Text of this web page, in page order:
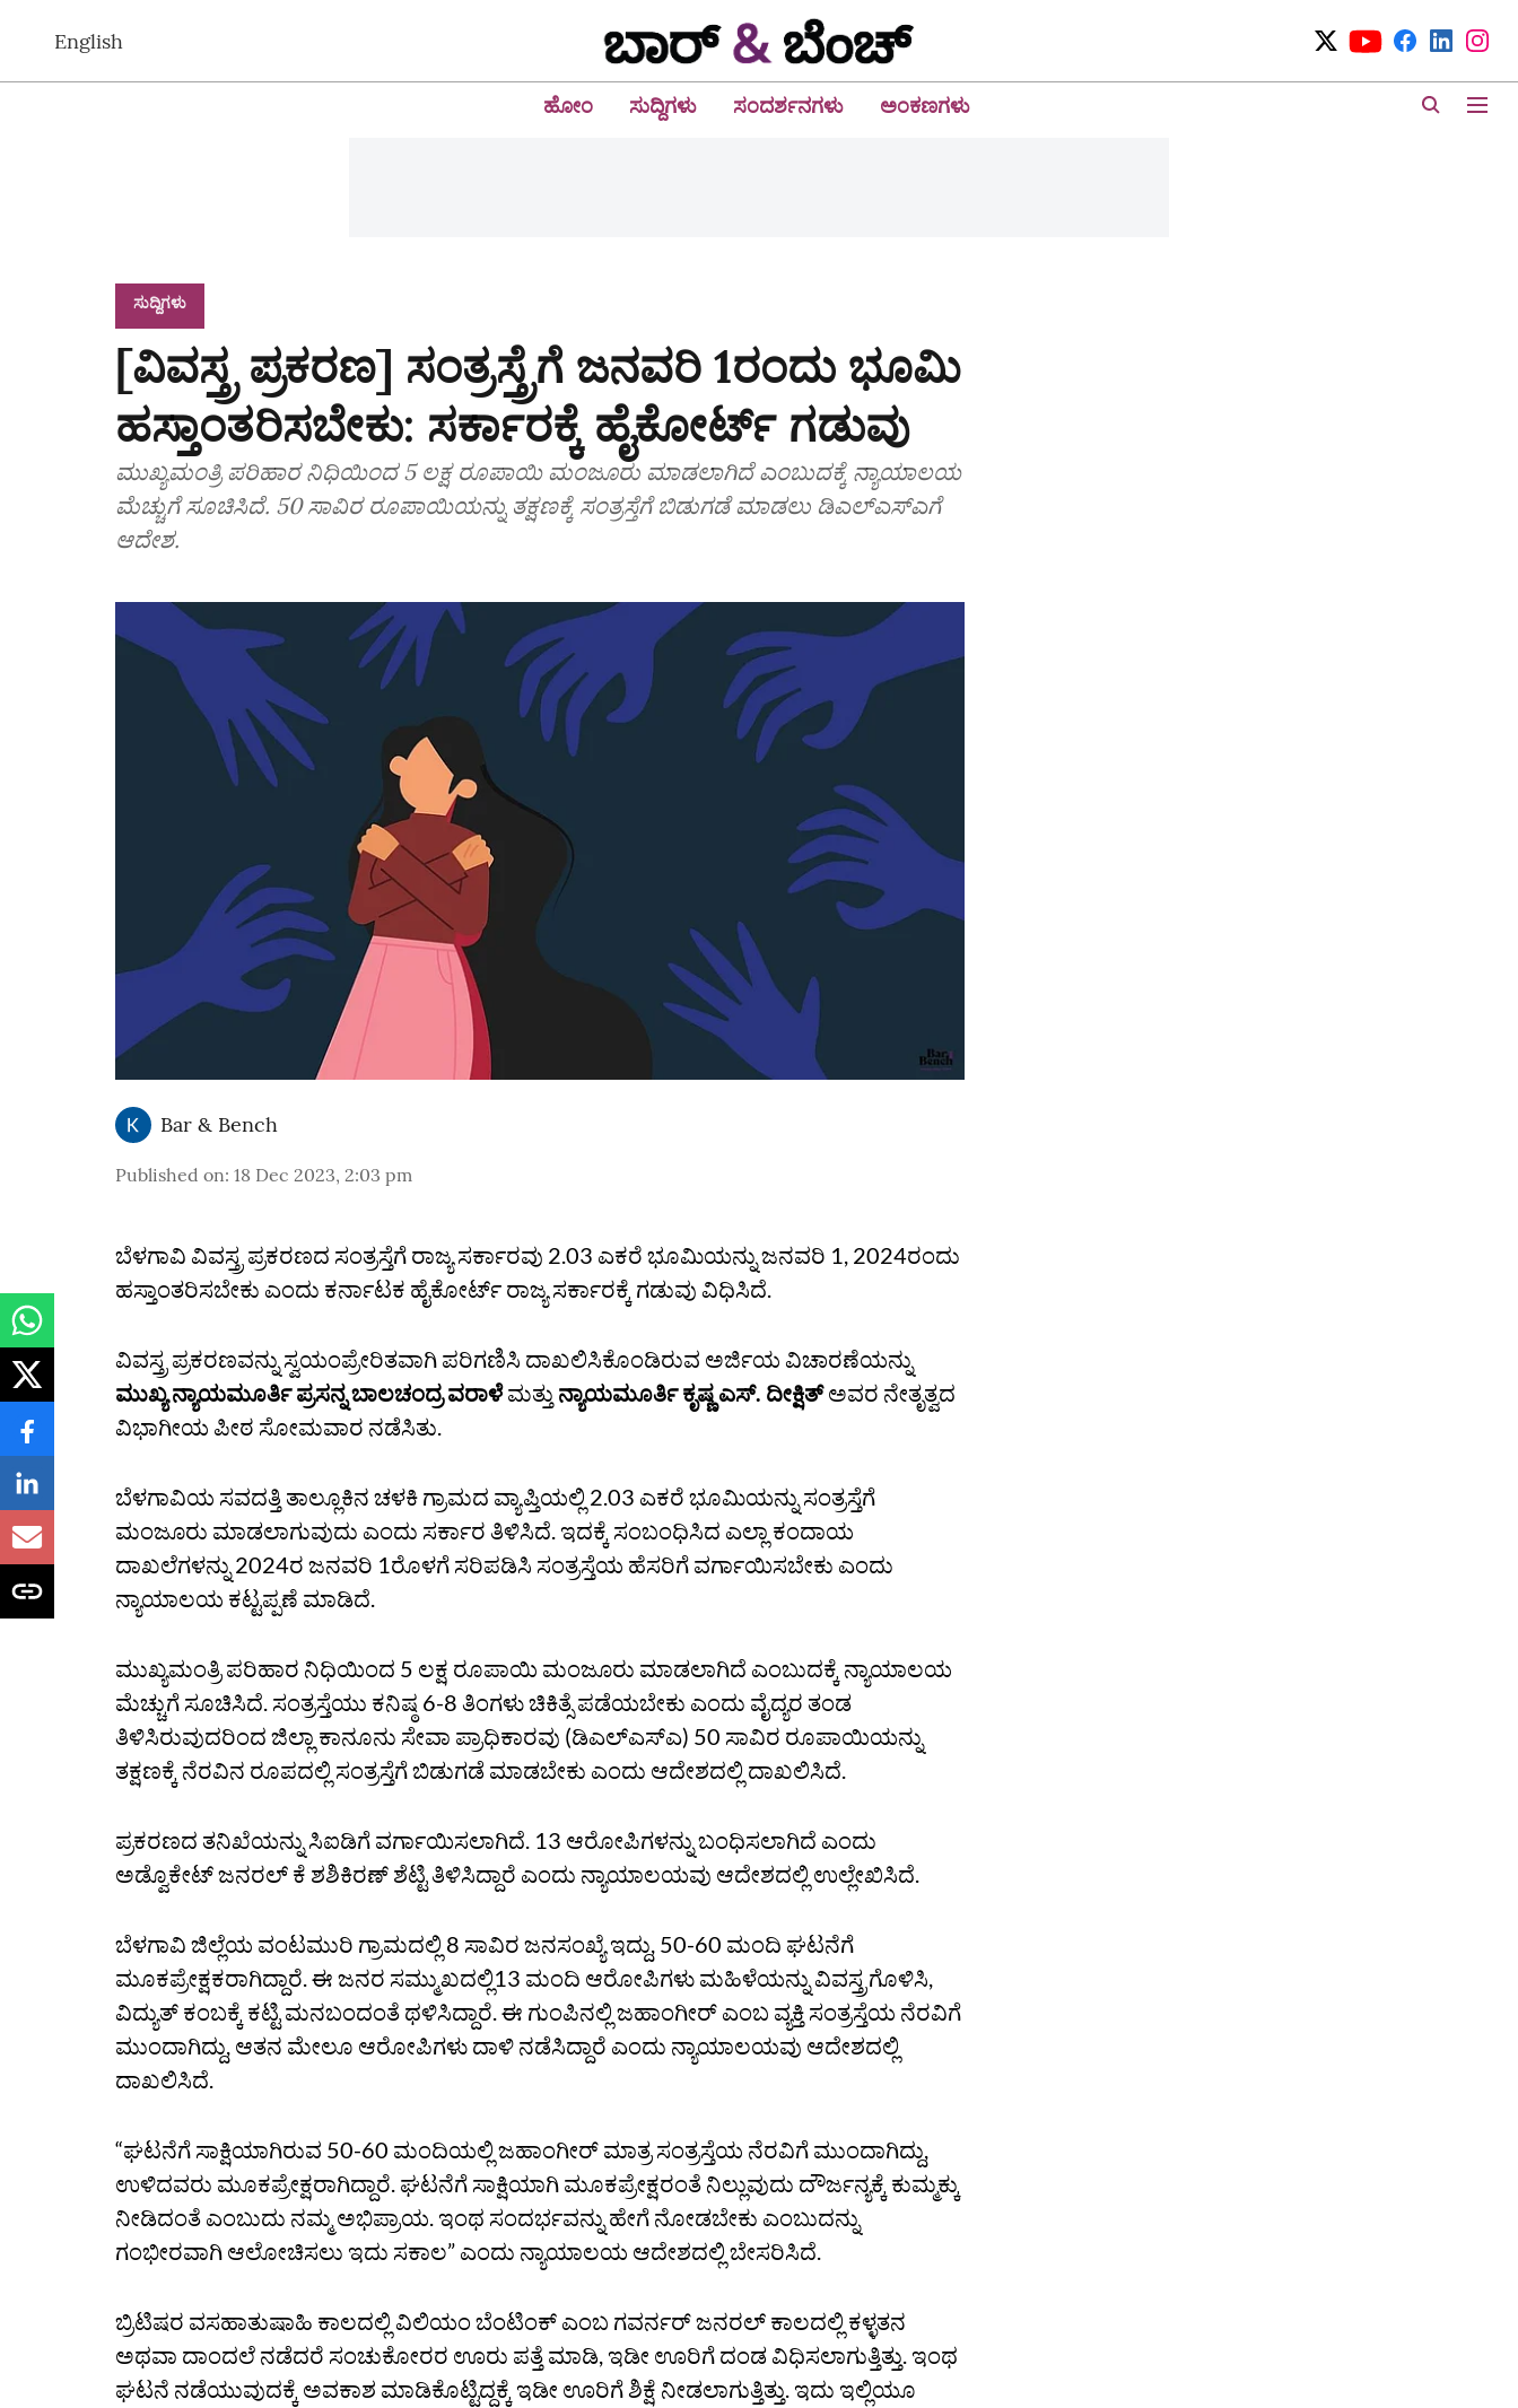
English
ಹೋಂ ಸುದ್ದಿಗಳು ಸಂದರ್ಶನಗಳು ಅಂಕಣಗಳು
ಸುದ್ದಿಗಳು
[ವಿವಸ್ತ್ರ ಪ್ರಕರಣ] ಸಂತ್ರಸ್ತ್ರೆಗೆ ಜನವರಿ 1ರಂದು ಭೂಮಿ
ಹಸ್ತಾಂತರಿಸಬೇಕು: ಸರ್ಕಾರಕ್ಕೆ ಹೈಕೋರ್ಟ್‌ ಗಡುವು
ಮುಖ್ಯಮಂತ್ರಿ ಪರಿಹಾರ ನಿಧಿಯಿಂದ 5 ಲಕ್ಷ ರೂಪಾಯಿ ಮಂಜೂರು ಮಾಡಲಾಗಿದೆ ಎಂಬುದಕ್ಕೆ ನ್ಯಾಯಾಲಯ
ಮೆಚ್ಚುಗೆ ಸೂಚಿಸಿದೆ. 50 ಸಾವಿರ ರೂಪಾಯಿಯನ್ನು ತಕ್ಷಣಕ್ಕೆ ಸಂತ್ರಸ್ತೆಗೆ ಬಿಡುಗಡೆ ಮಾಡಲು ಡಿಎಲ್‌ಎಸ್‌ಎಗೆ
ಆದೇಶ.
Bar & Bench
Published on: 18 Dec 2023, 2:03 pm
ಬೆಳಗಾವಿ ವಿವಸ್ತ್ರ ಪ್ರಕರಣದ ಸಂತ್ರಸ್ತೆಗೆ ರಾಜ್ಯ ಸರ್ಕಾರವು 2.03 ಎಕರೆ ಭೂಮಿಯನ್ನು ಜನವರಿ 1, 2024ರಂದು
ಹಸ್ತಾಂತರಿಸಬೇಕು ಎಂದು ಕರ್ನಾಟಕ ಹೈಕೋರ್ಟ್‌ ರಾಜ್ಯ ಸರ್ಕಾರಕ್ಕೆ ಗಡುವು ವಿಧಿಸಿದೆ.
ವಿವಸ್ತ್ರ ಪ್ರಕರಣವನ್ನು ಸ್ವಯಂಪ್ರೇರಿತವಾಗಿ ಪರಿಗಣಿಸಿ ದಾಖಲಿಸಿಕೊಂಡಿರುವ ಅರ್ಜಿಯ ವಿಚಾರಣೆಯನ್ನು
ಮುಖ್ಯ ನ್ಯಾಯಮೂರ್ತಿ ಪ್ರಸನ್ನ ಬಾಲಚಂದ್ರ ವರಾಳೆಮತ್ತು ನ್ಯಾಯಮೂರ್ತಿ ಕೃಷ್ಣ ಎಸ್.‌ ದೀಕ್ಷಿತ್‌ಅವರ ನೇತೃತ್ವದ
ವಿಭಾಗೀಯ ಪೀಠ ಸೋಮವಾರ ನಡೆಸಿತು.
ಬೆಳಗಾವಿಯ ಸವದತ್ತಿ ತಾಲ್ಲೂಕಿನ ಚಳಕಿ ಗ್ರಾಮದ ವ್ಯಾಪ್ತಿಯಲ್ಲಿ 2.03 ಎಕರೆ ಭೂಮಿಯನ್ನು ಸಂತ್ರಸ್ತೆಗೆ
ಮಂಜೂರು ಮಾಡಲಾಗುವುದು ಎಂದು ಸರ್ಕಾರ ತಿಳಿಸಿದೆ. ಇದಕ್ಕೆ ಸಂಬಂಧಿಸಿದ ಎಲ್ಲಾ ಕಂದಾಯ
ದಾಖಲೆಗಳನ್ನು 2024ರ ಜನವರಿ 1ರೊಳಗೆ ಸರಿಪಡಿಸಿ ಸಂತ್ರಸ್ತೆಯ ಹೆಸರಿಗೆ ವರ್ಗಾಯಿಸಬೇಕು ಎಂದು
ನ್ಯಾಯಾಲಯ ಕಟ್ಟಪ್ಪಣೆ ಮಾಡಿದೆ.
ಮುಖ್ಯಮಂತ್ರಿ ಪರಿಹಾರ ನಿಧಿಯಿಂದ 5 ಲಕ್ಷ ರೂಪಾಯಿ ಮಂಜೂರು ಮಾಡಲಾಗಿದೆ ಎಂಬುದಕ್ಕೆ ನ್ಯಾಯಾಲಯ
ಮೆಚ್ಚುಗೆ ಸೂಚಿಸಿದೆ. ಸಂತ್ರಸ್ತೆಯು ಕನಿಷ್ಠ 6-8 ತಿಂಗಳು ಚಿಕಿತ್ಸೆ ಪಡೆಯಬೇಕು ಎಂದು ವೈದ್ಯರ ತಂಡ
ತಿಳಿಸಿರುವುದರಿಂದ ಜಿಲ್ಲಾ ಕಾನೂನು ಸೇವಾ ಪ್ರಾಧಿಕಾರವು (ಡಿಎಲ್‌ಎಸ್‌ಎ) 50 ಸಾವಿರ ರೂಪಾಯಿಯನ್ನು
ತಕ್ಷಣಕ್ಕೆ ನೆರವಿನ ರೂಪದಲ್ಲಿ ಸಂತ್ರಸ್ತೆಗೆ ಬಿಡುಗಡೆ ಮಾಡಬೇಕು ಎಂದು ಆದೇಶದಲ್ಲಿ ದಾಖಲಿಸಿದೆ.
ಪ್ರಕರಣದ ತನಿಖೆಯನ್ನು ಸಿಐಡಿಗೆ ವರ್ಗಾಯಿಸಲಾಗಿದೆ. 13 ಆರೋಪಿಗಳನ್ನು ಬಂಧಿಸಲಾಗಿದೆ ಎಂದು
ಅಡ್ವೊಕೇಟ್‌ ಜನರಲ್‌ ಕೆ ಶಶಿಕಿರಣ್‌ ಶೆಟ್ಟಿ ತಿಳಿಸಿದ್ದಾರೆ ಎಂದು ನ್ಯಾಯಾಲಯವು ಆದೇಶದಲ್ಲಿ ಉಲ್ಲೇಖಿಸಿದೆ.
ಬೆಳಗಾವಿ ಜಿಲ್ಲೆಯ ವಂಟಮುರಿ ಗ್ರಾಮದಲ್ಲಿ 8 ಸಾವಿರ ಜನಸಂಖ್ಯೆ ಇದ್ದು, 50-60 ಮಂದಿ ಘಟನೆಗೆ
ಮೂಕಪ್ರೇಕ್ಷಕರಾಗಿದ್ದಾರೆ. ಈ ಜನರ ಸಮ್ಮುಖದಲ್ಲಿ13 ಮಂದಿ ಆರೋಪಿಗಳು ಮಹಿಳೆಯನ್ನು ವಿವಸ್ತ್ರಗೊಳಿಸಿ,
ವಿದ್ಯುತ್‌ ಕಂಬಕ್ಕೆ ಕಟ್ಟಿ ಮನಬಂದಂತೆ ಥಳಿಸಿದ್ದಾರೆ. ಈ ಗುಂಪಿನಲ್ಲಿ ಜಹಾಂಗೀರ್‌ ಎಂಬ ವ್ಯಕ್ತಿ ಸಂತ್ರಸ್ತೆಯ ನೆರವಿಗೆ
ಮುಂದಾಗಿದ್ದು, ಆತನ ಮೇಲೂ ಆರೋಪಿಗಳು ದಾಳಿ ನಡೆಸಿದ್ದಾರೆ ಎಂದು ನ್ಯಾಯಾಲಯವು ಆದೇಶದಲ್ಲಿ
ದಾಖಲಿಸಿದೆ.
“ಘಟನೆಗೆ ಸಾಕ್ಷಿಯಾಗಿರುವ 50-60 ಮಂದಿಯಲ್ಲಿ ಜಹಾಂಗೀರ್‌ ಮಾತ್ರ ಸಂತ್ರಸ್ತೆಯ ನೆರವಿಗೆ ಮುಂದಾಗಿದ್ದು,
ಉಳಿದವರು ಮೂಕಪ್ರೇಕ್ಷರಾಗಿದ್ದಾರೆ. ಘಟನೆಗೆ ಸಾಕ್ಷಿಯಾಗಿ ಮೂಕಪ್ರೇಕ್ಷರಂತೆ ನಿಲ್ಲುವುದು ದೌರ್ಜನ್ಯಕ್ಕೆ ಕುಮ್ಮಕ್ಕು
ನೀಡಿದಂತೆ ಎಂಬುದು ನಮ್ಮ ಅಭಿಪ್ರಾಯ. ಇಂಥ ಸಂದರ್ಭವನ್ನು ಹೇಗೆ ನೋಡಬೇಕು ಎಂಬುದನ್ನು
ಗಂಭೀರವಾಗಿ ಆಲೋಚಿಸಲು ಇದು ಸಕಾಲ” ಎಂದು ನ್ಯಾಯಾಲಯ ಆದೇಶದಲ್ಲಿ ಬೇಸರಿಸಿದೆ.
ಬ್ರಿಟಿಷರ ವಸಹಾತುಷಾಹಿ ಕಾಲದಲ್ಲಿ ವಿಲಿಯಂ ಬೆಂಟಿಂಕ್‌ ಎಂಬ ಗವರ್ನರ್‌ ಜನರಲ್‌ ಕಾಲದಲ್ಲಿ ಕಳ್ಳತನ
ಅಥವಾ ದಾಂದಲೆ ನಡೆದರೆ ಸಂಚುಕೋರರ ಊರು ಪತ್ತೆ ಮಾಡಿ, ಇಡೀ ಊರಿಗೆ ದಂಡ ವಿಧಿಸಲಾಗುತ್ತಿತ್ತು. ಇಂಥ
ಘಟನೆ ನಡೆಯುವುದಕ್ಕೆ ಅವಕಾಶ ಮಾಡಿಕೊಟ್ಟಿದ್ದಕ್ಕೆ ಇಡೀ ಊರಿಗೆ ಶಿಕ್ಷೆ ನೀಡಲಾಗುತ್ತಿತ್ತು. ಇದು ಇಲ್ಲಿಯೂ